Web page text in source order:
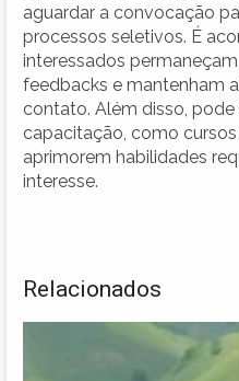
aguardar a convocação
processos seletivos. É
interessados
feedbacks e mantenham
contato. Além disso,
capacitação, como
aprimorem habilidades
interesse.
Relacionados